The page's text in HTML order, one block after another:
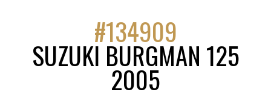
#134909
SUZUKI BURGMAN 125
2005